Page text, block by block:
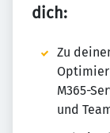
dich:
Zu
M365-
und